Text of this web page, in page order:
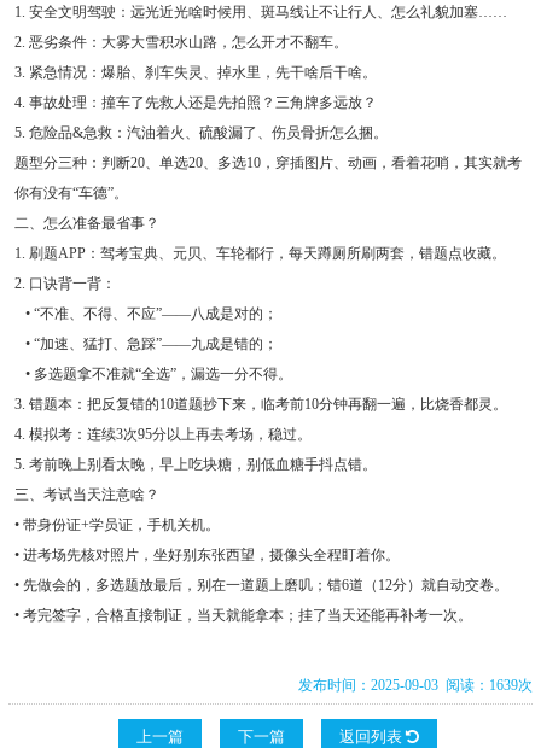
1. 安全文明驾驶：远光近光啥时候用、斑马线让不让行人、怎么礼貌加塞……
2. 恶劣条件：大雾大雪积水山路，怎么开才不翻车。
3. 紧急情况：爆胎、刹车失灵、掉水里，先干啥后干啥。
4. 事故处理：撞车了先救人还是先拍照？三角牌多远放？
5. 危险品&急救：汽油着火、硫酸漏了、伤员骨折怎么捆。
题型分三种：判断20、单选20、多选10，穿插图片、动画，看着花哨，其实就考
你有没有“车德”。
二、怎么准备最省事？
1. 刷题APP：驾考宝典、元贝、车轮都行，每天蹲厕所刷两套，错题点收藏。
2. 口诀背一背：
• “不准、不得、不应”——八成是对的；
• “加速、猛打、急踩”——九成是错的；
• 多选题拿不准就“全选”，漏选一分不得。
3. 错题本：把反复错的10道题抄下来，临考前10分钟再翻一遍，比烧香都灵。
4. 模拟考：连续3次95分以上再去考场，稳过。
5. 考前晚上别看太晚，早上吃块糖，别低血糖手抖点错。
三、考试当天注意啥？
• 带身份证+学员证，手机关机。
• 进考场先核对照片，坐好别东张西望，摄像头全程盯着你。
• 先做会的，多选题放最后，别在一道题上磨叽；错6道（12分）就自动交卷。
• 考完签字，合格直接制证，当天就能拿本；挂了当天还能再补考一次。
发布时间：2025-09-03 阅读：1639次
上一篇 下一篇 返回列表